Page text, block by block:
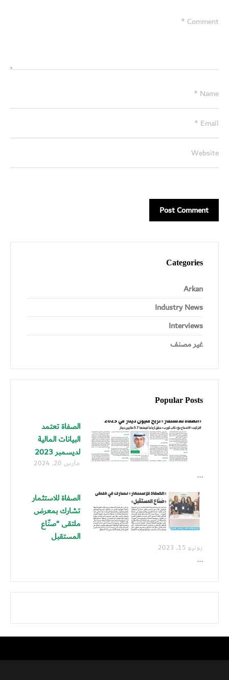
Categories
Arkan
Industry News
Interviews
غير مصنف
Popular Posts
الصفاة تعتمد
البيانات المالية
لديسمبر 2023
مارس 20, 2024
...
الصفاة للاستثمار
تشارك بمعرض
ملتقى “صنّاع
المستقبل
يونيو 15, 2023
...